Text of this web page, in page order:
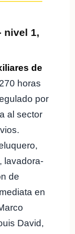
nivel 1,
de
horas
por
al sector
lavadora-
de
en
David,